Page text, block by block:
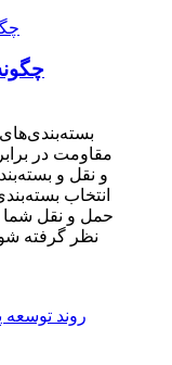
مقاومت در
و نقل و
انتخاب
حمل و نقل شما
نظر گرفته